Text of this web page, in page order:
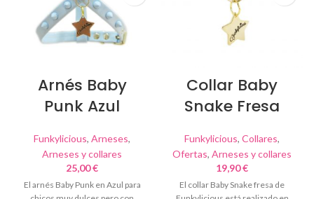
Arnés Baby
Punk Azul
Funkylicious, Arneses,
Arneses y collares
25,00€
El arnés Baby Punk en Azul para
Collar Baby
Snake Fresa
Funkylicious, Collares,
Ofertas, Arneses y collares
19,90€
El collar Baby Snake fresa de